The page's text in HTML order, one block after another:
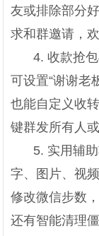
友或排除部分
求和群邀请，
4. 收款抢
可设置“谢谢老
也能自定义收
键群发所有人
5. 实用辅
字、图片、视
修改微信步数
还有智能清理